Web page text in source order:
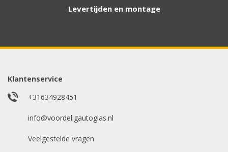
whatsappje met foto van de ruit en uw auto
Uw merk auto
Bouwjaar
Levertijden en montage
Klantenservice
+31634928451
info@voordeligautoglas.nl
Veelgestelde vragen